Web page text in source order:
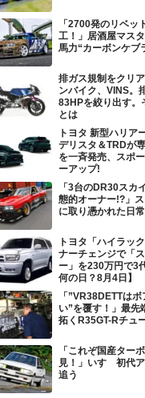
「2700発のリベッ
工！」居酒屋マス
馬力“カーボンケブ
排ガス規制をクリ
ンバイク、VINS。
83HPを絞り出す。
とは
トヨタ 新型ハリア
デリスタ＆TRDが
を一斉発売、スポ
ーアップ!
「3台のDR30スカ
態的オーナー!?」
に取り憑かれた日常
トヨタ「ハイラッ
ナーチェンジで「
ー」を230万円で3
何の日？8月4日】
「”VR38DETTは
い”を覆す！」最先
拓くR35GT-Rチュ
「これぞ国産ター
見！」いすゞ初代
追う